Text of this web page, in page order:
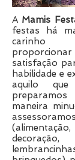
A Mamis
festas há
carinho
satisfação
habilidade e
aquilo
maneira